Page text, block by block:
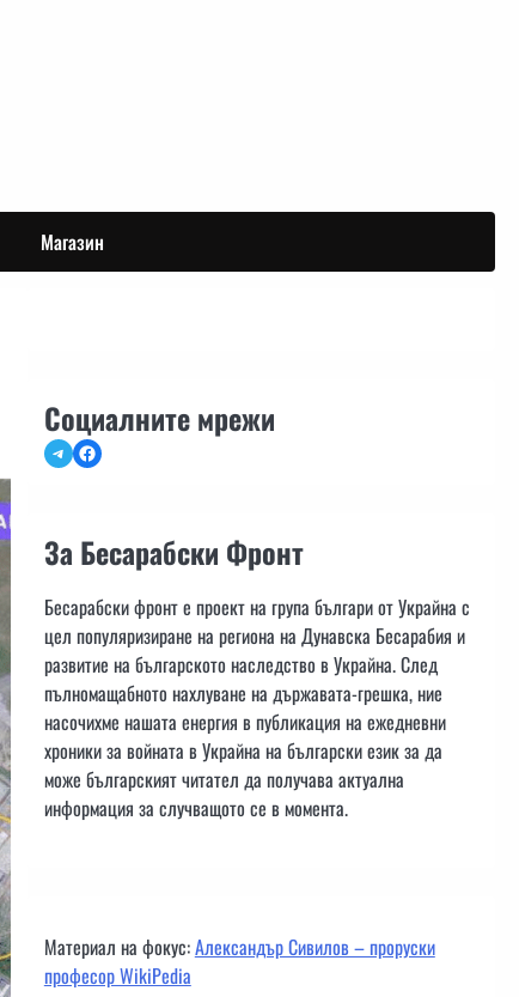
Магазин
Социалните мрежи
TelegramFacebook
За Бесарабски Фронт
Бесарабски фронт е проект на група българи от Украйна с
цел популяризиране на региона на Дунавска Бесарабия и
развитие на българското наследство в Украйна. След
пълномащабното нахлуване на държавата-грешка, ние
насочихме нашата енергия в публикация на ежедневни
хроники за войната в Украйна на български език за да
може българският читател да получава актуална
информация за случващото се в момента.
Материал на фокус:Александър Сивилов – проруски
професор WikiPedia